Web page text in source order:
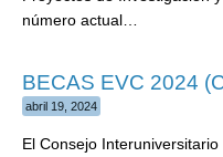
número actual…
BECAS EVC 2024
abril 19, 2024
El Consejo